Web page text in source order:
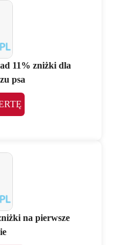
11% zniżki dla
psa
na pierwsze